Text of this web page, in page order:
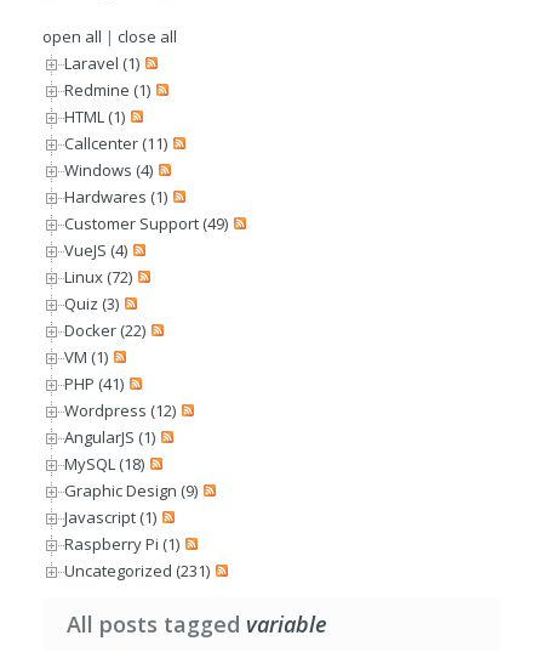
open all | close all
Laravel (1)
Redmine (1)
HTML (1)
Callcenter (11)
Windows (4)
Hardwares (1)
Customer Support (49)
VueJS (4)
Linux (72)
Quiz (3)
Docker (22)
VM (1)
PHP (41)
Wordpress (12)
AngularJS (1)
MySQL (18)
Graphic Design (9)
Javascript (1)
Raspberry Pi (1)
Uncategorized (231)
All posts tagged variable